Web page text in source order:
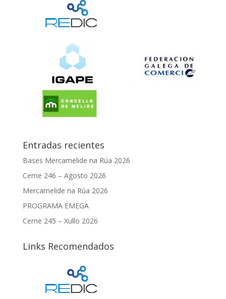
Entradas recientes
Bases Mercamelide na Rúa 2026
Cerne 246 – Agosto 2026
Mercamelide na Rúa 2026
PROGRAMA EMEGA
Cerne 245 – Xullo 2026
Links Recomendados